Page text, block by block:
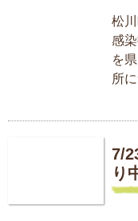
松
感
を
所
7/
り